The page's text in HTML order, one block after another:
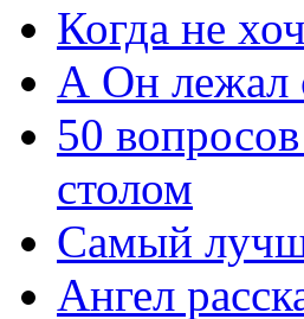
Когда не
А Он лежал
50
столом
Самый
Ангел